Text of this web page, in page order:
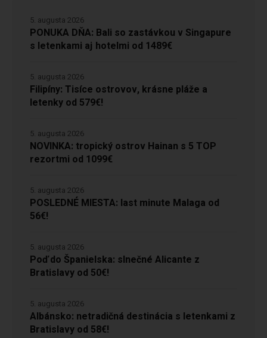
PONUKA DŇA: Bali so zastávkou v Singapure
s letenkami aj hotelmi od 1489€
5. augusta 2026
Filipíny: Tisíce ostrovov, krásne pláže a
letenky od 579€!
5. augusta 2026
NOVINKA: tropický ostrov Hainan s 5 TOP
rezortmi od 1099€
5. augusta 2026
POSLEDNÉ MIESTA: last minute Malaga od
56€!
5. augusta 2026
Poď do Španielska: slnečné Alicante z
Bratislavy od 50€!
5. augusta 2026
Albánsko: netradičná destinácia s letenkami z
Bratislavy od 58€!
5. augusta 2026